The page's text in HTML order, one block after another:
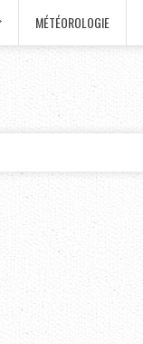
MÉTÉOROLOGIE